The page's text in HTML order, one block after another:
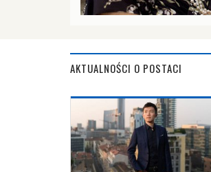
AKTUALNOŚCI O POSTACI